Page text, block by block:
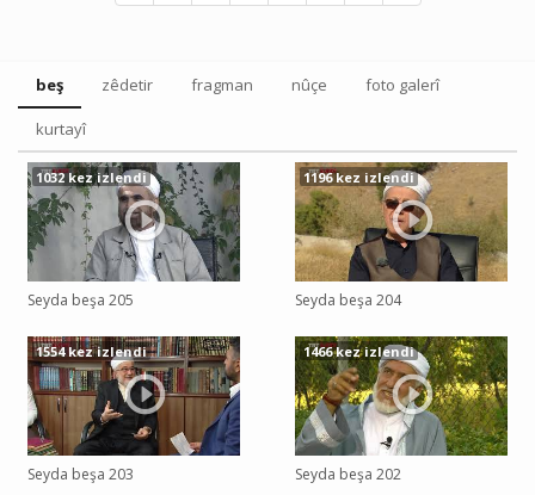
beş zêdetir fragman nûçe foto galerî
kurtayî
Seyda beşa 205
1032 kez izlendi
Seyda beşa 204
1196 kez izlendi
Seyda beşa 203
1554 kez izlendi
Seyda beşa 202
1466 kez izlendi